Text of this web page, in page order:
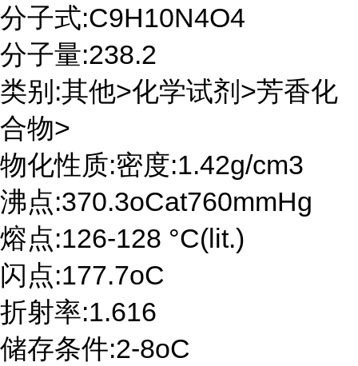
分子式:C9H10N4O4
分子量:238.2
类别:其他>化学试剂>芳香化
合物>
物化性质:密度:1.42g/cm3
沸点:370.3oCat760mmHg
熔点:126-128 °C(lit.)
闪点:177.7oC
折射率:1.616
储存条件:2-8oC